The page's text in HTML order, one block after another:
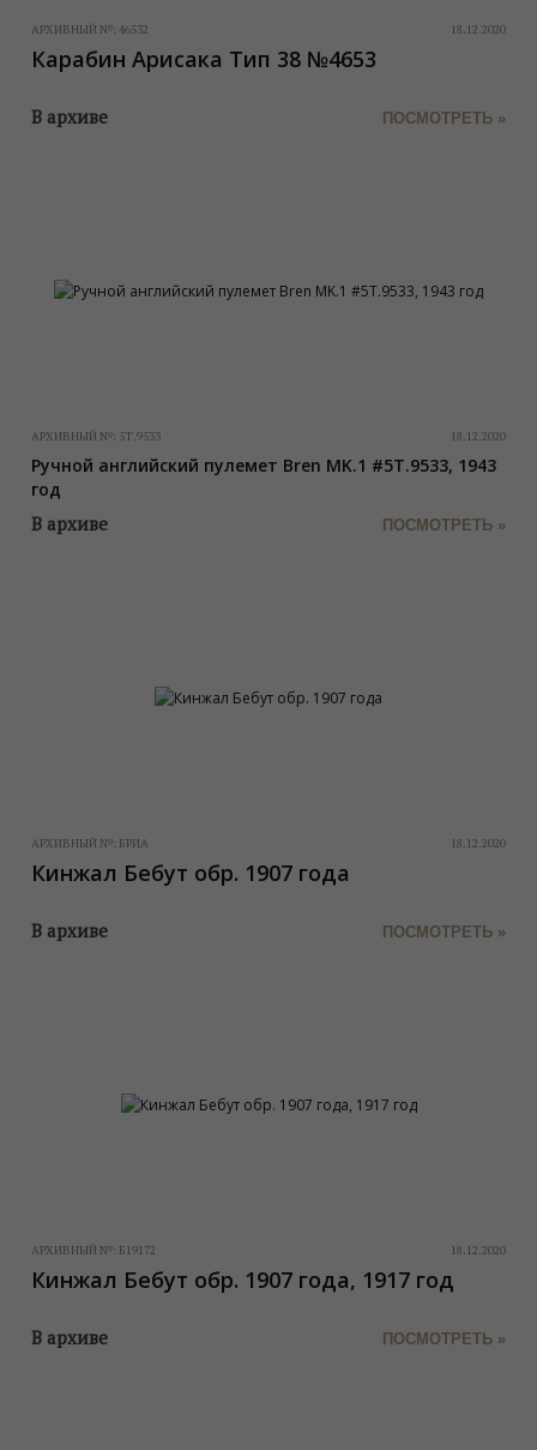
АРХИВНЫЙ №: 46532 18.12.2020
Карабин Арисака Тип 38 №4653
В архиве ПОСМОТРЕТЬ »
АРХИВНЫЙ №: 5T.9533 18.12.2020
Ручной английский пулемет Bren MK.1 #5T.9533, 1943
год
В архиве ПОСМОТРЕТЬ »
АРХИВНЫЙ №: БРИА 18.12.2020
Кинжал Бебут обр. 1907 года
В архиве ПОСМОТРЕТЬ »
АРХИВНЫЙ №: Б19172 18.12.2020
Кинжал Бебут обр. 1907 года, 1917 год
В архиве ПОСМОТРЕТЬ »